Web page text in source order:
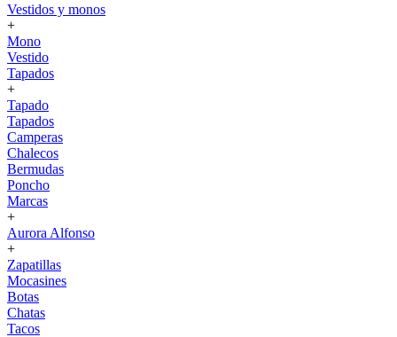
Vestidos y monos
+
Mono
Vestido
Tapados
+
Tapado
Tapados
Camperas
Chalecos
Bermudas
Poncho
Marcas
+
Aurora Alfonso
+
Zapatillas
Mocasines
Botas
Chatas
Tacos